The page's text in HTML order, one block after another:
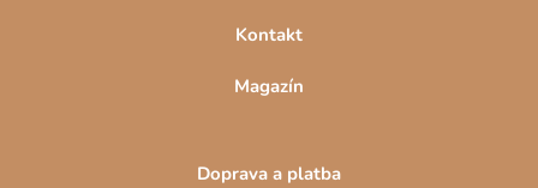
Kontakt
Magazín
Doprava a platba